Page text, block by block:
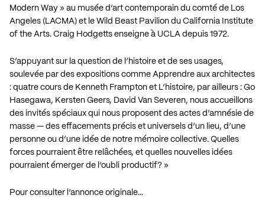
Modern Way » au musée d’art contemporain du comté de Los
Angeles (LACMA) et le Wild Beast Pavilion du California Institute
of the Arts. Craig Hodgetts enseigne à UCLA depuis 1972.
S’appuyant sur la question de l’histoire et de ses usages,
soulevée par des expositions comme Apprendre aux architectes
: quatre cours de Kenneth Frampton et L’histoire, par ailleurs : Go
Hasegawa, Kersten Geers, David Van Severen, nous accueillons
des invités spéciaux qui nous proposent des actes d’amnésie de
masse — des effacements précis et universels d’un lieu, d’une
personne ou d’une idée de notre mémoire collective. Quelles
forces pourraient être relâchées, et quelles nouvelles idées
pourraient émerger de l’oubli productif? »
Pour consulter l’annonce originale…